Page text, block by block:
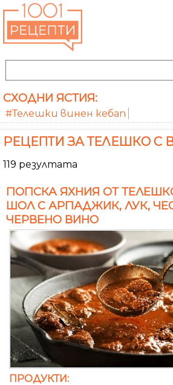
СХОДНИ ЯСТИЯ:
#Телешки винен кебап
РЕЦЕПТИ ЗА ТЕЛЕШКО С
119 резултата
ПОПСКА ЯХНИЯ ОТ
ШОЛ С АРПАДЖИК, ЛУК,
ЧЕРВЕНО ВИНО
ПРОДУКТИ: